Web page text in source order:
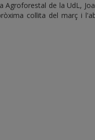
Agroforestal de la UdL,
collita del març i